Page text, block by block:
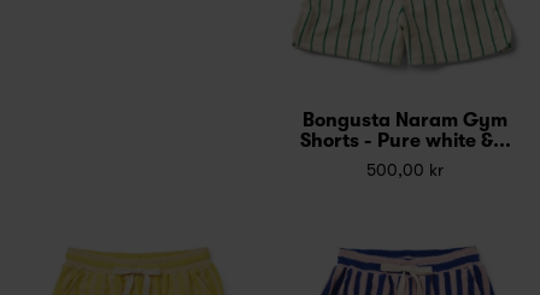
Bongusta Naram Gym
Shorts - Pure white &...
500,00 kr